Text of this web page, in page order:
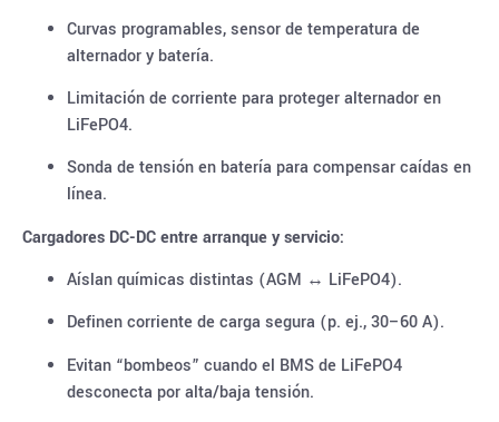
Curvas programables, sensor de temperatura de
alternador y batería.
Limitación de corriente para proteger alternador en
LiFePO4.
Sonda de tensión en batería para compensar caídas en
línea.
Cargadores DC-DC entre arranque y servicio:
Aíslan químicas distintas (AGM ↔ LiFePO4).
Definen corriente de carga segura (p. ej., 30–60 A).
Evitan “bombeos” cuando el BMS de LiFePO4
desconecta por alta/baja tensión.